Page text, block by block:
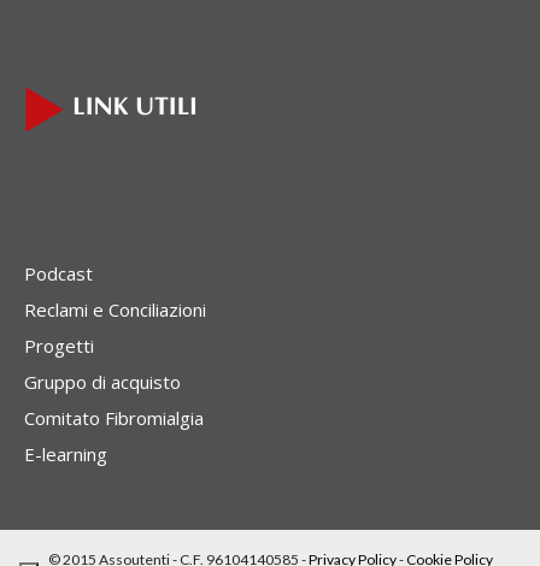
Podcast
Reclami e Conciliazioni
Progetti
Gruppo di acquisto
Comitato Fibromialgia
E-learning
© 2015 Assoutenti - C.F. 96104140585 -Privacy Policy-Cookie Policy